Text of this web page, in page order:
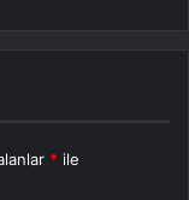
* ile